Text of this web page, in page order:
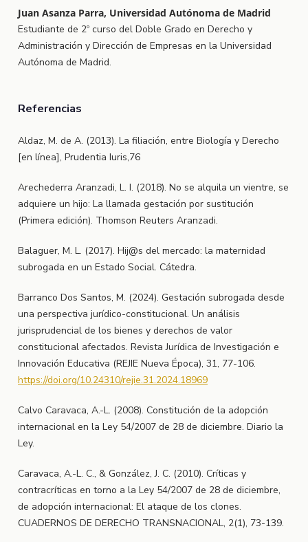
Juan Asanza Parra, Universidad Autónoma de Madrid
Estudiante de 2º curso del Doble Grado en Derecho y
Administración y Dirección de Empresas en la Universidad
Autónoma de Madrid.
Referencias
Aldaz, M. de A. (2013). La filiación, entre Biología y Derecho
[en línea], Prudentia Iuris,76
Arechederra Aranzadi, L. I. (2018). No se alquila un vientre, se
adquiere un hijo: La llamada gestación por sustitución
(Primera edición). Thomson Reuters Aranzadi.
Balaguer, M. L. (2017). Hij@s del mercado: la maternidad
subrogada en un Estado Social. Cátedra.
Barranco Dos Santos, M. (2024). Gestación subrogada desde
una perspectiva jurídico-constitucional. Un análisis
jurisprudencial de los bienes y derechos de valor
constitucional afectados. Revista Jurídica de Investigación e
Innovación Educativa (REJIE Nueva Época), 31, 77-106.
https://doi.org/10.24310/rejie.31.2024.18969
Calvo Caravaca, A.-L. (2008). Constitución de la adopción
internacional en la Ley 54/2007 de 28 de diciembre. Diario la
Ley.
Caravaca, A.-L. C., & González, J. C. (2010). Críticas y
contracríticas en torno a la Ley 54/2007 de 28 de diciembre,
de adopción internacional: El ataque de los clones.
CUADERNOS DE DERECHO TRANSNACIONAL, 2(1), 73-139.